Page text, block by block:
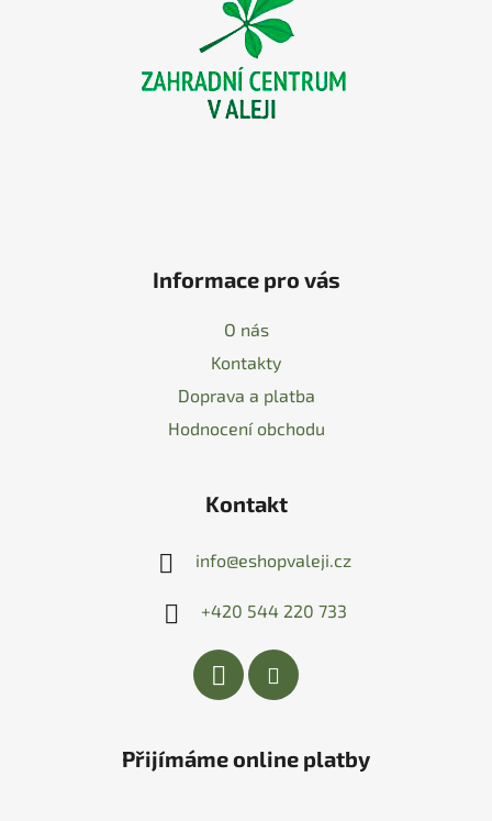
Informace pro vás
O nás
Kontakty
Doprava a platba
Hodnocení obchodu
Kontakt
info@eshopvaleji.cz
+420 544 220 733
Přijímáme online platby